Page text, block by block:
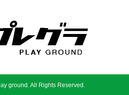
ground. All Rights Reserved.